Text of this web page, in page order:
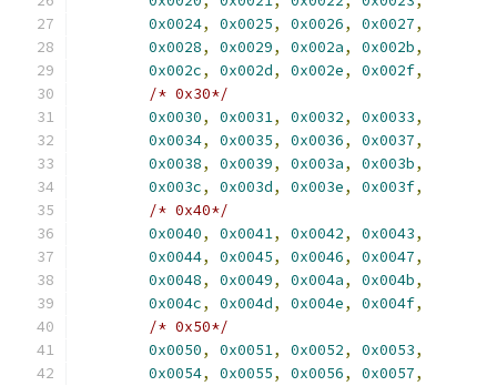
0x0024, 0x0025, 0x0026, 0x0027,
0x0028, 0x0029, 0x002a, 0x002b,
0x002c, 0x002d, 0x002e, 0x002f,
/* 0x30*/
0x0030, 0x0031, 0x0032, 0x0033,
0x0034, 0x0035, 0x0036, 0x0037,
0x0038, 0x0039, 0x003a, 0x003b,
0x003c, 0x003d, 0x003e, 0x003f,
/* 0x40*/
0x0040, 0x0041, 0x0042, 0x0043,
0x0044, 0x0045, 0x0046, 0x0047,
0x0048, 0x0049, 0x004a, 0x004b,
0x004c, 0x004d, 0x004e, 0x004f,
/* 0x50*/
0x0050, 0x0051, 0x0052, 0x0053,
0x0054, 0x0055, 0x0056, 0x0057,